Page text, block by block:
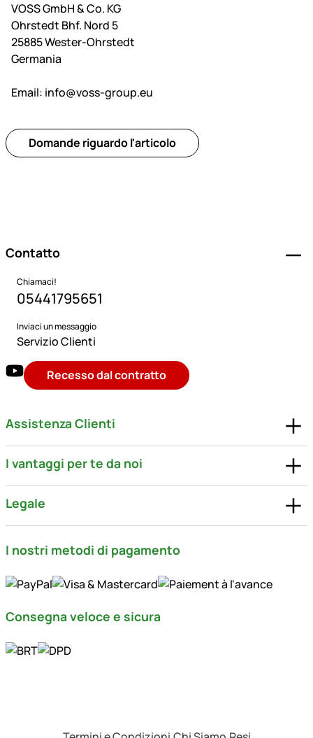
VOSS GmbH & Co. KG
Ohrstedt Bhf. Nord 5
25885 Wester-Ohrstedt
Germania
Email: info@voss-group.eu
Domande riguardo l'articolo
Contatto
Chiamaci!
05441795651
Inviaci un messaggio
Servizio Clienti
Recesso dal contratto
Assistenza Clienti
I vantaggi per te da noi
Legale
I nostri metodi di pagamento
Consegna veloce e sicura